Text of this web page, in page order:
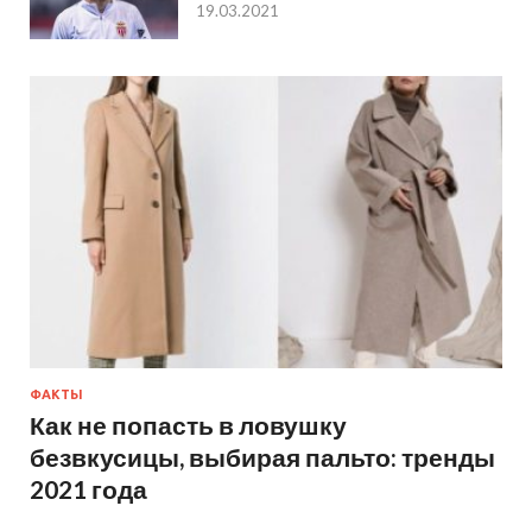
19.03.2021
ФАКТЫ
Как не попасть в ловушку
безвкусицы, выбирая пальто: тренды
2021 года